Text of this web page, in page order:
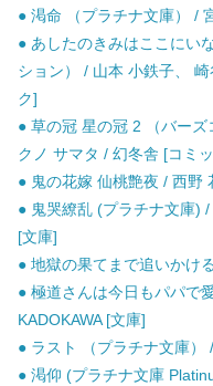
● 渇命 （プラチナ文庫） /
● あしたのきみはここにい
ション） / 山本 小鉄子、
ク]
● 草の冠 星の冠 2 （バー
クノ サマタ / 幻冬舎 [コミ
● 鬼の花嫁 仙桃艶夜 / 西野
● 鬼哭繚乱 (プラチナ文庫)
[文庫]
● 地獄の果てまで追いかけ
● 極道さんは今日もパパで
KADOKAWA [文庫]
● ラスト （プラチナ文庫）
● 渇仰 (プラチナ文庫